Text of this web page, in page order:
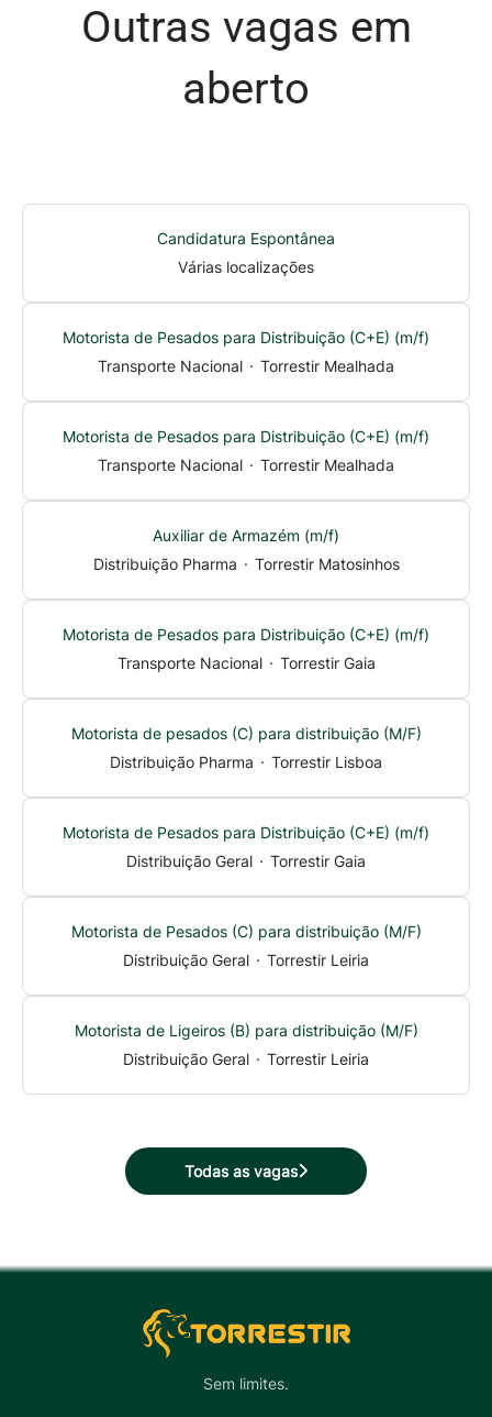
Outras vagas em
aberto
Candidatura Espontânea
Várias localizações
Motorista de Pesados para Distribuição (C+E) (m/f)
Transporte Nacional · Torrestir Mealhada
Motorista de Pesados para Distribuição (C+E) (m/f)
Transporte Nacional · Torrestir Mealhada
Auxiliar de Armazém (m/f)
Distribuição Pharma · Torrestir Matosinhos
Motorista de Pesados para Distribuição (C+E) (m/f)
Transporte Nacional · Torrestir Gaia
Motorista de pesados (C) para distribuição (M/F)
Distribuição Pharma · Torrestir Lisboa
Motorista de Pesados para Distribuição (C+E) (m/f)
Distribuição Geral · Torrestir Gaia
Motorista de Pesados (C) para distribuição (M/F)
Distribuição Geral · Torrestir Leiria
Motorista de Ligeiros (B) para distribuição (M/F)
Distribuição Geral · Torrestir Leiria
Todas as vagas
Sem limites.